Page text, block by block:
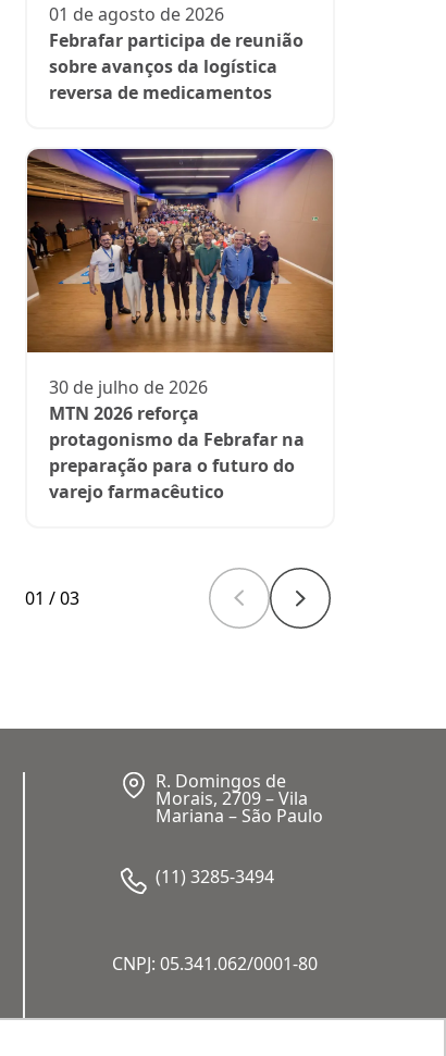
01 de agosto de 2026
Febrafar participa de reunião
sobre avanços da logística
reversa de medicamentos
30 de julho de 2026
MTN 2026 reforça
protagonismo da Febrafar na
preparação para o futuro do
varejo farmacêutico
01 /03
R. Domingos de
Morais, 2709 – Vila
Mariana – São Paulo
(11) 3285-3494
CNPJ: 05.341.062/0001-80